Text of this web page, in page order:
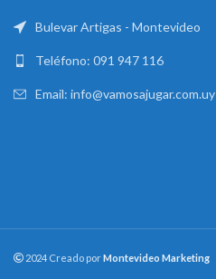
Bulevar Artigas - Montevideo
Teléfono: 091 947 116
Email: info@vamosajugar.com.uy
2024 Creado porMontevideo Marketing